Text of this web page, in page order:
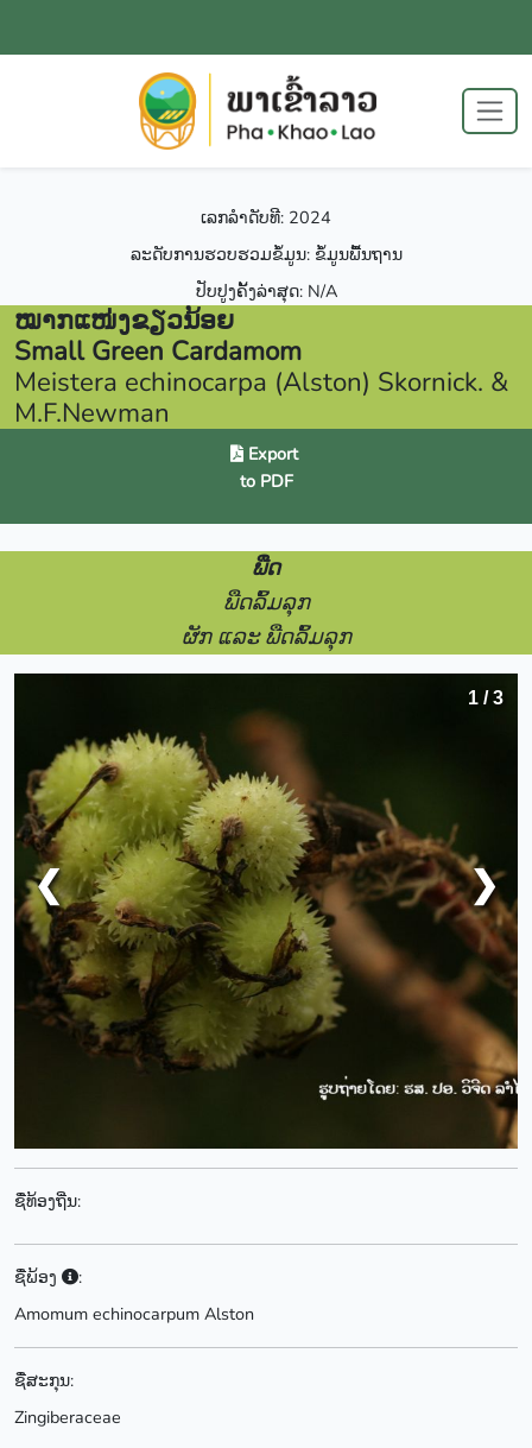
ເລກລຳດັບທີ: 2024
ລະດັບການຮວບຮວມຂໍ້ມູນ: ຂໍ້ມູນພື້ນຖານ
ປັບປູງຄັ້ງລ່າສຸດ: N/A
ໝາກແໜ່ງຂຽວນ້ອຍ
Small Green Cardamom
Meistera echinocarpa (Alston) Skornick. &
M.F.Newman
Export
to PDF
ພືດ
ພືດລົ້ມລຸກ
ຜັກ ແລະ ພືດລົ້ມລຸກ
1 / 3
❮ ❯
ຊື່ທ້ອງຖີ່ນ:
ຊື່ພ້ອງ
:
Amomum echinocarpum Alston
ຊື່ສະກຸນ:
Zingiberaceae